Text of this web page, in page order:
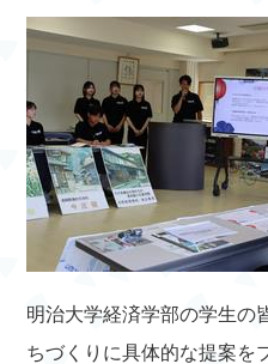
明治大学経済学部の学生の
ちづくりに具体的な提案を